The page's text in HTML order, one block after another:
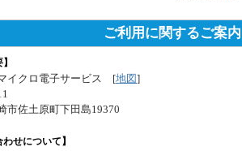
ご利用に関するご案内
イクロ電子サービス [地図 ]
市佐土原町下田島19370
せについて】